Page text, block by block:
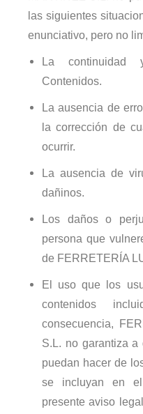
las siguientes
enunciativo, pero no
La continuidad
Contenidos.
La ausencia de
la corrección de
ocurrir.
La ausencia de
dañinos.
Los daños o
persona que
de FERRETERÍA
El uso que los
contenidos
consecuencia,
S.L. no garantiza
puedan hacer de
se incluyan en
presente aviso